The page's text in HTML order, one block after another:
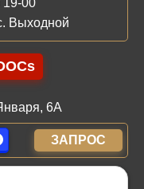
19-00
Выходной
6А
ЗАПРОС